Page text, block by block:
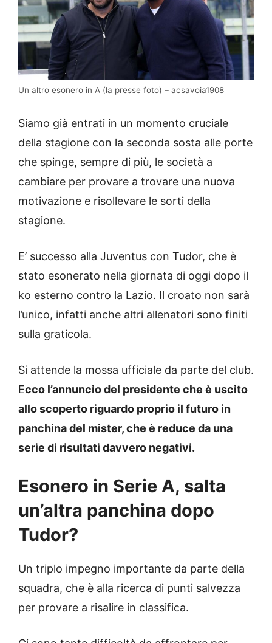
Un altro esonero in A (la presse foto) – acsavoia1908
Siamo già entrati in un momento cruciale
della stagione con la seconda sosta alle porte
che spinge, sempre di più, le società a
cambiare per provare a trovare una nuova
motivazione e risollevare le sorti della
stagione.
E’ successo alla Juventus con Tudor, che è
stato esonerato nella giornata di oggi dopo il
ko esterno contro la Lazio. Il croato non sarà
l’unico, infatti anche altri allenatori sono finiti
sulla graticola.
Si attende la mossa ufficiale da parte del club.
Ecco l’annuncio del presidente che è uscito
allo scoperto riguardo proprio il futuro in
panchina del mister, che è reduce da una
serie di risultati davvero negativi.
Esonero in Serie A, salta
un’altra panchina dopo
Tudor?
Un triplo impegno importante da parte della
squadra, che è alla ricerca di punti salvezza
per provare a risalire in classifica.